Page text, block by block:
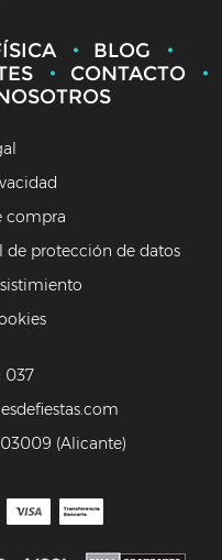
BLOG
CONTACTO
compra
protección de datos
037
(Alicante)